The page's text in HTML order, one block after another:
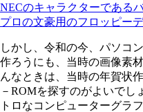
NECのキャラクターである
プロの文豪用のフロッピー
しかし、令和の今、パソコ
作ろうにも、当時の画像素
んなときは、当時の年賀状
－ROMを探すのがよいでし
トロなコンピューターグラ